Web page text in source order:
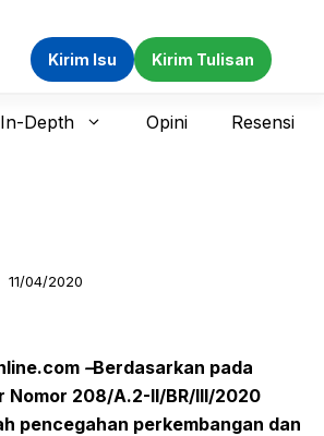
Kirim Isu Kirim Tulisan
In-Depth Opini Resensi
11/04/2020
–Berdasarkan pada
Nomor 208/A.2-II/BR/III/2020
pencegahan perkembangan dan